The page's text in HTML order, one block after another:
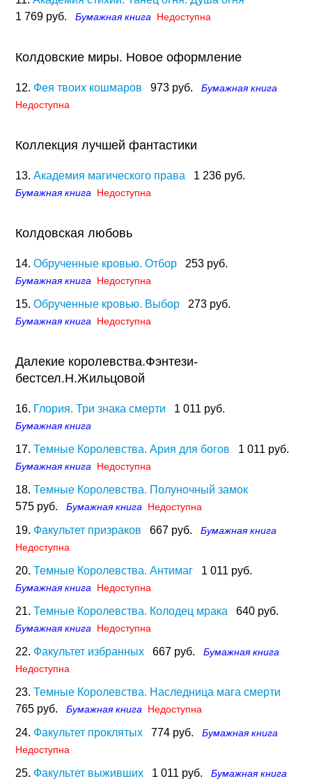
1 769 руб.
Бумажная книга Недоступна
Колдовские миры. Новое оформление
12. Фея твоих кошмаров 973 руб.
Бумажная книга
Недоступна
Коллекция лучшей фантастики
13. Академия магического права 1 236 руб.
Бумажная книга Недоступна
Колдовская любовь
14. Обрученные кровью. Отбор 253 руб.
Бумажная книга Недоступна
15. Обрученные кровью. Выбор 273 руб.
Бумажная книга Недоступна
Далекие королевства.Фэнтези-
бестсел.Н.Жильцовой
16. Глория. Три знака смерти 1 011 руб.
Бумажная книга
17. Темные Королевства. Ария для богов 1 011 руб.
Бумажная книга Недоступна
18. Темные Королевства. Полуночный замок
575 руб.
Бумажная книга Недоступна
19. Факультет призраков 667 руб.
Бумажная книга
Недоступна
20. Темные Королевства. Антимаг 1 011 руб.
Бумажная книга Недоступна
21. Темные Королевства. Колодец мрака 640 руб.
Бумажная книга Недоступна
22. Факультет избранных 667 руб.
Бумажная книга
Недоступна
23. Темные Королевства. Наследница мага смерти
765 руб.
Бумажная книга Недоступна
24. Факультет проклятых 774 руб.
Бумажная книга
Недоступна
25. Факультет выживших 1 011 руб. Бумажная книга